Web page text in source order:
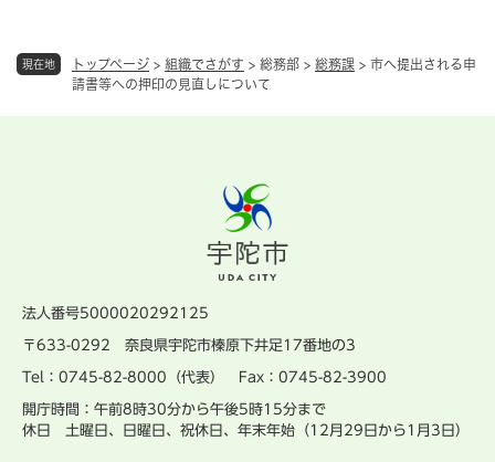
現在地 トップページ > 組織でさがす > 総務部 > 総務課 > 市へ提出される申
請書等への押印の見直しについて
法人番号5000020292125
〒633-0292 奈良県宇陀市榛原下井足17番地の3
Tel：0745-82-8000（代表） Fax：0745-82-3900
開庁時間：午前8時30分から午後5時15分まで
休日 土曜日、日曜日、祝休日、年末年始（12月29日から1月3日）